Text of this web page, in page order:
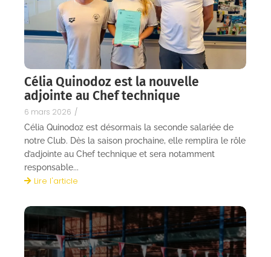
Célia Quinodoz est la nouvelle
adjointe au Chef technique
6 mars 2026 /
Célia Quinodoz est désormais la seconde salariée de
notre Club. Dès la saison prochaine, elle remplira le rôle
d’adjointe au Chef technique et sera notamment
responsable...
Lire l'article